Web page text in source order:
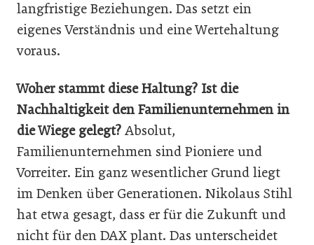
langfristige Beziehungen. Das setzt ein
eigenes Verständnis und eine Wertehaltung
voraus.
Woher stammt diese Haltung? Ist die
Nachhaltigkeit den Familienunternehmen in
die Wiege gelegt? Absolut,
Familienunternehmen sind Pioniere und
Vorreiter. Ein ganz wesentlicher Grund liegt
im Denken über Generationen. Nikolaus Stihl
hat etwa gesagt, dass er für die Zukunft und
nicht für den DAX plant. Das unterscheidet